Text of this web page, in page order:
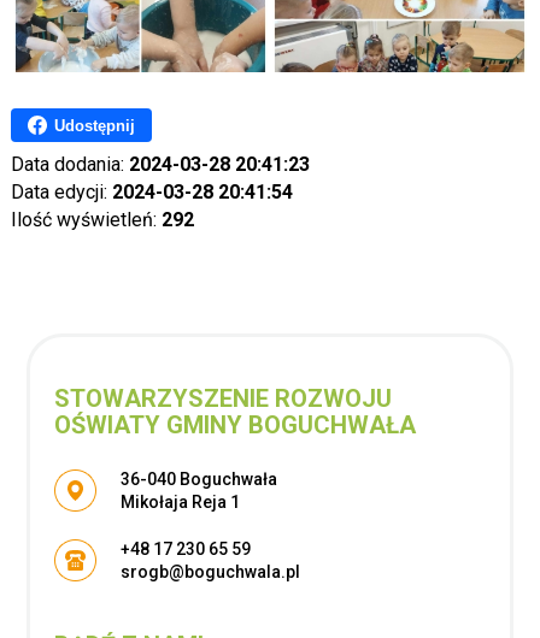
Udostępnij
Data dodania: 2024-03-28 20:41:23
Data edycji: 2024-03-28 20:41:54
Ilość wyświetleń: 292
STOWARZYSZENIE ROZWOJU
OŚWIATY GMINY BOGUCHWAŁA
Adres pocztowy:
36-040 Boguchwała
Mikołaja Reja 1
+48 17 230 65 59
srogb@boguchwala.pl